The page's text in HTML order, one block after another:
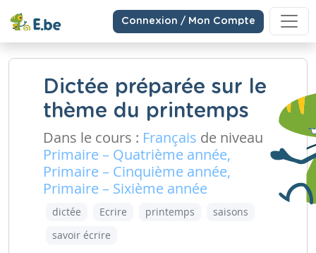
Connexion / Mon Compte
Dictée préparée sur le
thème du printemps
Dans le cours : Français de niveau
Primaire – Quatrième année,
Primaire – Cinquième année,
Primaire – Sixième année
dictée Ecrire printemps
saisons
savoir écrire